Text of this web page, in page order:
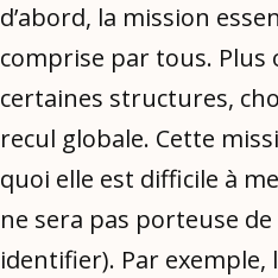
d’abord, la mission
comprise par tous. Plus
certaines structures,
recul globale. Cette
quoi elle est difficile à
ne sera pas porteuse
identifier). Par exemple,